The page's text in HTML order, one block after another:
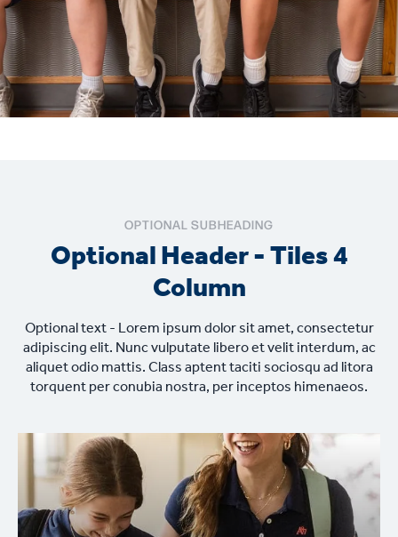
OPTIONAL SUBHEADING
Optional Header - Tiles 4
Column
Optional text - Lorem ipsum dolor sit amet, consectetur
adipiscing elit. Nunc vulputate libero et velit interdum, ac
aliquet odio mattis. Class aptent taciti sociosqu ad litora
torquent per conubia nostra, per inceptos himenaeos.